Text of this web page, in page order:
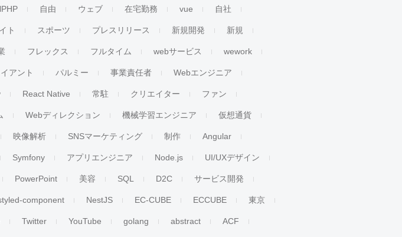
自由 ウェブ 在宅勤務 vue 自社
ト スポーツ プレスリリース 新規開発 新規
フレックス フルタイム webサービス wework
アント パルミー 事業責任者 Webエンジニア
React Native 常駐 クリエイター ファン
Webディレクション 機械学習エンジニア 仮想通貨
映像解析 SNSマーケティング 制作 Angular
Symfony アプリエンジニア Node.js UI/UXデザイン
PowerPoint 美容 SQL D2C サービス開発
component NestJS EC-CUBE ECCUBE 東京
Twitter YouTube golang abstract ACF